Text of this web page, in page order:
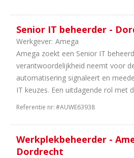
Senior IT beheerder -
Werkgever: Amega
Amega zoekt een Senior IT
verantwoordelijkheid neemt voor
automatisering signaleert en
IT keuzes. Een uitdagende rol met
Referentie nr:#AUWE63938
Werkplekbeheerder -
Dordrecht